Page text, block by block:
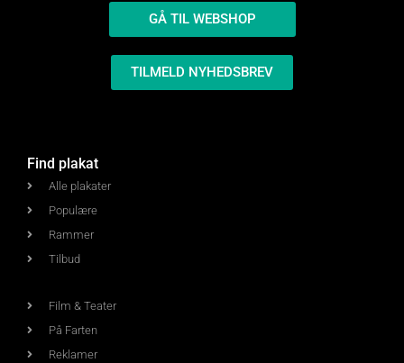
GÅ TIL WEBSHOP
TILMELD NYHEDSBREV
Find plakat
Alle plakater
Populære
Rammer
Tilbud
Film & Teater
På Farten
Reklamer